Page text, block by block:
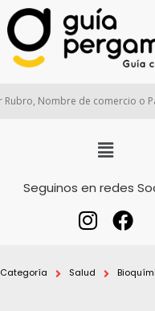
Seguinos en redes
Categoría Salud